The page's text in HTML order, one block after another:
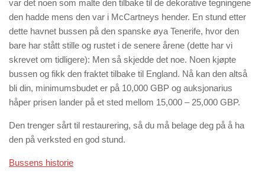
var det noen som malte den tilbake til de dekorative tegningene
den hadde mens den var i McCartneys hender. En stund etter
dette havnet bussen på den spanske øya Tenerife, hvor den
bare har stått stille og rustet i de senere årene (dette har vi
skrevet om tidligere): Men så skjedde det noe. Noen kjøpte
bussen og fikk den fraktet tilbake til England. Nå kan den altså
bli din, minimumsbudet er på 10,000 GBP og auksjonarius
håper prisen lander på et sted mellom 15,000 – 25,000 GBP.
Den trenger sårt til restaurering, så du må belage deg på å ha
den på verksted en god stund.
Bussens historie